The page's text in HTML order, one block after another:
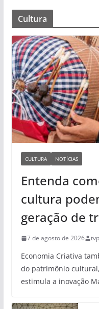
Cultura
CULTURA NOTÍCIAS
Entenda
cultura
geração de
7 de agosto de 2026
Economia Criativa
do patrimônio
estimula a inovação